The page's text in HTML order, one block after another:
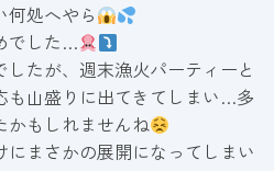
何処へやら
でした…
たが、週末漁火パーティーと
も山盛りに出てきてしまい…多
かもしれませんね
にまさかの展開になってしまい